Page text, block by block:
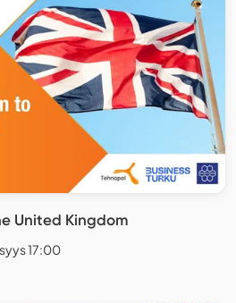
United Kingdom
17:00